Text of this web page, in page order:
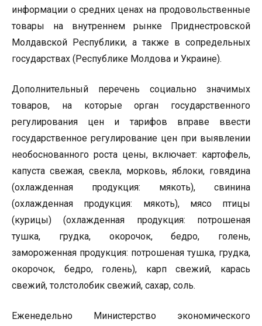
информации о средних ценах на продовольственные
товары на внутреннем рынке Приднестровской
Молдавской Республики, а также в сопредельных
государствах (Республике Молдова и Украине).
Дополнительный перечень социально значимых
товаров, на которые орган государственного
регулирования цен и тарифов вправе ввести
государственное регулирование цен при выявлении
необоснованного роста цены, включает: картофель,
капуста свежая, свекла, морковь, яблоки, говядина
(охлажденная продукция: мякоть), свинина
(охлажденная продукция: мякоть), мясо птицы
(курицы) (охлажденная продукция: потрошеная
тушка, грудка, окорочок, бедро, голень,
замороженная продукция: потрошеная тушка, грудка,
окорочок, бедро, голень), карп свежий, карась
свежий, толстолобик свежий, сахар, соль.
Еженедельно Министерство экономического